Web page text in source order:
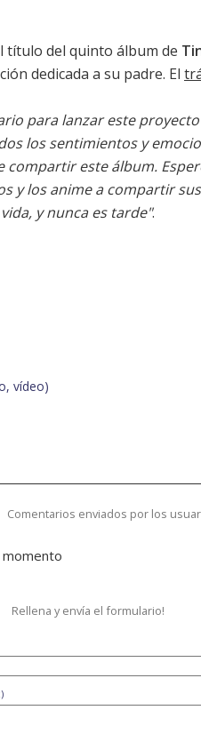
título del quinto álbum de
dedicada a su padre. El
para lanzar este
los sentimientos y
este álbum.
y los anime a compartir
y nunca es tarde".
vídeo)
Comentarios enviados por los
Rellena y envía el formulario!